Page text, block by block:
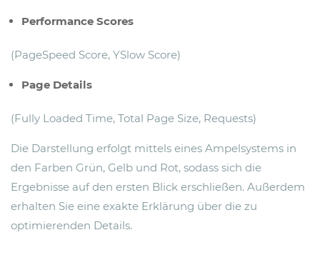
Performance Scores
(PageSpeed Score, YSlow Score)
Page Details
(Fully Loaded Time, Total Page Size, Requests)
Die Darstellung erfolgt mittels eines Ampelsystems in
den Farben Grün, Gelb und Rot, sodass sich die
Ergebnisse auf den ersten Blick erschließen. Außerdem
erhalten Sie eine exakte Erklärung über die zu
optimierenden Details.